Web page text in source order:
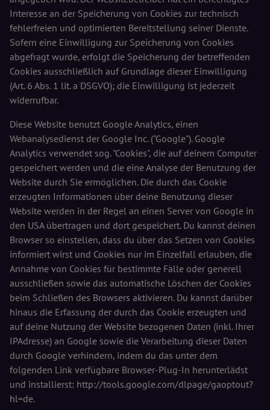
Interesse an der Speicherung von Cookies zur technisch
fehlerfreien und optimierten Bereitstellung seiner Dienste.
Sofern eine Einwilligung zur Speicherung von Cookies
abgefragt wurde, erfolgt die Speicherung der betreffenden
Cookies ausschließlich auf Grundlage dieser Einwilligung
(Art. 6 Abs. 1 lit. a DSGVO); die Einwilligung ist jederzeit
widerrufbar.
Diese Website benutzt Google Analytics, einen
Webanalysedienst der Google Inc. ("Google"). Google
Analytics verwendet sog. "Cookies", die auf deinem Computer
gespeichert werden und die eine Analyse der Benutzung der
Website durch Sie ermöglichen. Die durch das Cookie
erzeugten Informationen über deine Benutzung dieser
Website werden in der Regel an einen Server von Google in
den USA übertragen und dort gespeichert. Du kannst deinen
Browser so einstellen, dass du über das Setzen von Cookies
informiert wirst und Cookies nur im Einzelfall erlauben, die
Annahme von Cookies für bestimmte Fälle oder generell
ausschließen sowie das automatische Löschen der Cookies
beim Schließen des Browsers aktivieren. Du kannst darüber
hinaus die Erfassung der durch das Cookie erzeugten und
auf deine Nutzung der Website bezogenen Daten (inkl. Ihrer
IPAdresse) an Google sowie die Verarbeitung dieser Daten
durch Google verhindern, indem du das unter dem
folgenden Link verfügbare Browser-Plug-In herunterlädst
und installierst: http://tools.google.com/dlpage/gaoptout?
hl=de.